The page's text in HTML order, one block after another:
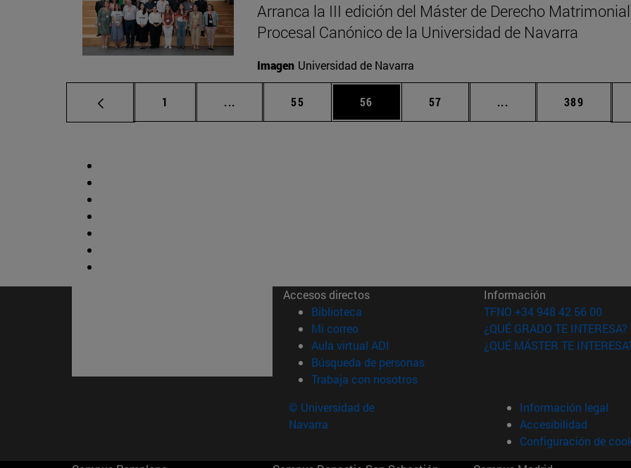
Arranca la III edición del Máster de Derecho
Procesal Canónico de la Universidad de Navarra
Imagen Universidad de Navarra
Página
1 ... Páginas intermedias Use TAB para desplazarse.
Página
55 Página
56 Página
57 ... Páginas intermedias
Página
389
Accesos directos
Biblioteca (abre en nueva ventana)
Mi correo(abre en nueva ventana)
Aula virtual ADI (abre en nueva ventana)
Búsqueda de personas(abre en nueva ventana)
Trabaja con nosotros(abre en nueva ventana)
Información
TFNO +34 948 42 56 00
¿QUÉ GRADO TE INTERESA?
¿QUÉ MÁSTER TE
© Universidad de
Navarra
Información legal
Accesibilidad
Configuración de